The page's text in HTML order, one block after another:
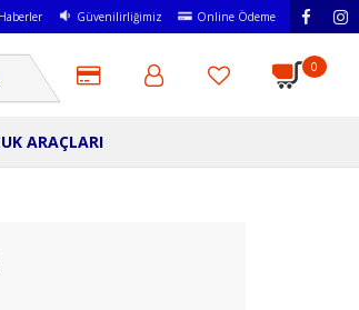
Haberler Güvenilirliğimiz Online Ödeme
0
ARAÇLARI